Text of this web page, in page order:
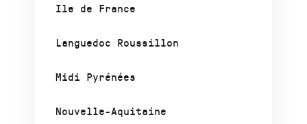
Ile de France
Languedoc Roussillon
Midi Pyrénées
Nouvelle-Aquitaine